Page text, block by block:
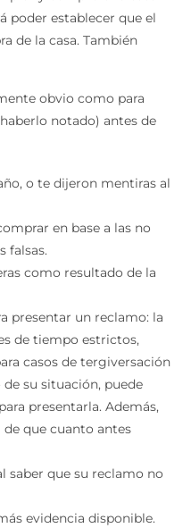
poder establecer que el
de la casa. También
obvio como para
notado) antes de
o te dijeron mentiras al
en base a las no
falsas.
como resultado de la
presentar un reclamo: la
de tiempo estrictos,
casos de tergiversación
su situación, puede
presentarla. Además,
que cuanto antes
saber que su reclamo no
evidencia disponible.